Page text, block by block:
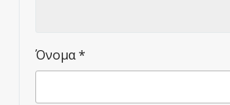
Όνομα*